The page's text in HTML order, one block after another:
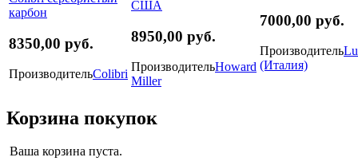
8350,00 руб.
ПроизводительColibri
8950,00 руб.
ПроизводительHoward
Miller
7000,00 руб.
Производитель
(Италия)
Корзина покупок
Ваша корзина пуста.